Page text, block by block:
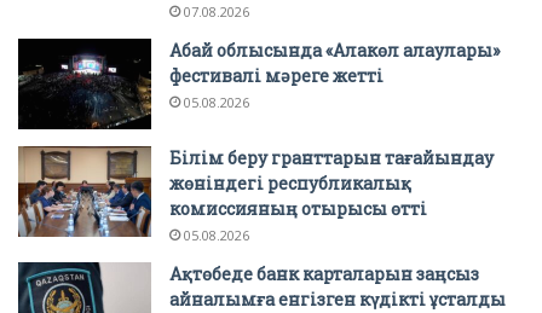
07.08.2026
Абай облысында «Алакөл алаулары»
фестивалі мәреге жетті
05.08.2026
Білім беру гранттарын тағайындау
жөніндегі республикалық
комиссияның отырысы өтті
05.08.2026
Ақтөбеде банк карталарын заңсыз
айналымға енгізген күдікті ұсталды